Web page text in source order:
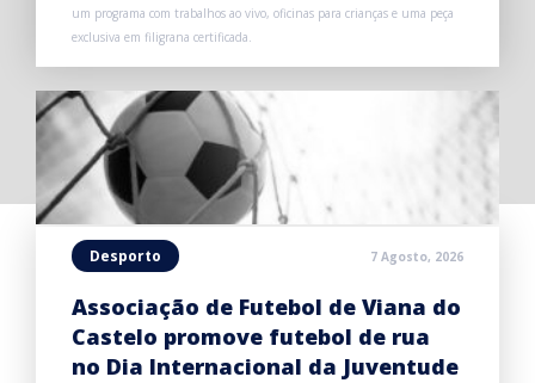
um programa com trabalhos ao vivo, oficinas para crianças e uma peça
exclusiva em filigrana certificada.
Desporto 7 Agosto, 2026
Associação de Futebol de Viana do
Castelo promove futebol de rua
no Dia Internacional da Juventude